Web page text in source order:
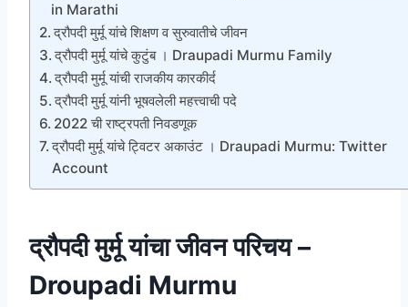
in Marathi
द्रौपदी मुर्मू यांचे शिक्षण व सुरुवातीचे जीवन
द्रौपदी मुर्मू यांचे कुटुंब । Draupadi Murmu Family
द्रौपदी मुर्मू यांची राजकीय कारकीर्द
द्रौपदी मुर्मू यांनी भूषवलेली महत्त्वाची पदे
2022 ची राष्ट्रपती निवडणूक
द्रौपदी मुर्मू यांचे ट्विटर अकाउंट । Draupadi Murmu: Twitter
Account
द्रौपदी मुर्मू यांचा जीवन परिचय –
Droupadi Murmu